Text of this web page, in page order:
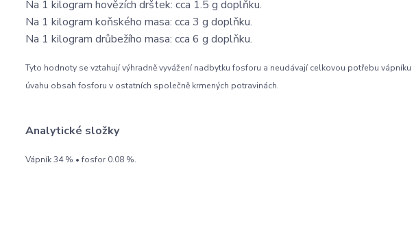
Na 1 kilogram hovězích drštek: cca 1.5 g doplňku.
Na 1 kilogram koňského masa: cca 3 g doplňku.
Na 1 kilogram drůbežího masa: cca 6 g doplňku.
Tyto hodnoty se vztahují výhradně vyvážení nadbytku fosforu a neudávají celkovou potřebu
úvahu obsah fosforu v ostatních společně krmených potravinách.
Analytické složky
Vápník 34 % • fosfor 0.08 %.